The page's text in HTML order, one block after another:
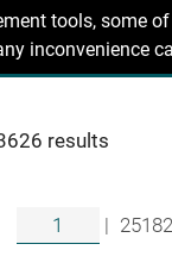
tools, some
inconvenience
results
| 25182